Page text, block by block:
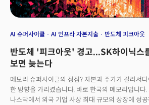
AI 슈퍼사이클 AI 인프라 자본지출 반도체 피크아웃
반도체 '피크아웃' 경고...SK하이닉스
보면 늦는다
메모리 슈퍼사이클의 정점? 자본과 주가가 갈라서
한 방향을 가리켰습니다. 바로 한국의 메모리입니다
나스닥에서 외국 기업 사상 최대 규모의 상장에 성